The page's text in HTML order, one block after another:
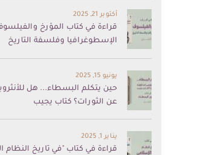
أكتوبر 21, 2025
قراءة في كتاب المؤرخ
الإسطوغرافيا وفلسفة التاريخ
يونيو 15, 2025
حين يتكلم البسطاء... هل
عن الثورات؟ كتاب يجيب
يناير 1, 2025
قراءة في كتاب "في تاريخ النظام